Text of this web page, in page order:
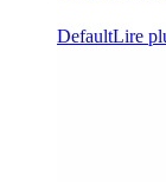
DefaultLire